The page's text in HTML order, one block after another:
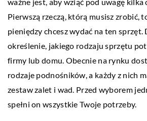
Pierwszą rzeczą, którą musisz zrobić,
pieniędzy chcesz wydać na ten
określenie, jakiego rodzaju sprzętu
firmy lub domu. Obecnie na rynku
rodzaje podnośników, a każdy z nich
zestaw zalet i wad. Przed wyborem
spełni on wszystkie Twoje potrzeby.